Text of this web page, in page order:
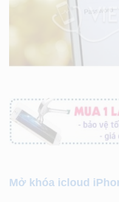
Mở khóa icloud